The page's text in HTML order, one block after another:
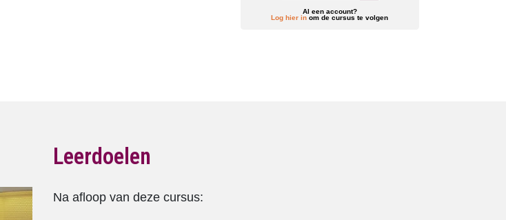
Al een account?
Log hier in om de cursus te volgen
Leerdoelen
Na afloop van deze cursus: